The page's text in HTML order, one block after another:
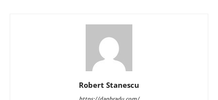
Robert Stanescu